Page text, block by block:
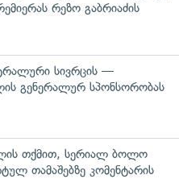
რეზო გაბრიაძის
სივრცის —
გენერალურ სპონსორობას
თქმით, სერიალ ბოლო
თამაშებზე კომენტარის